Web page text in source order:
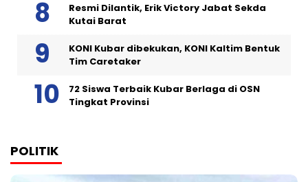
Resmi Dilantik, Erik Victory Jabat Sekda
Kutai Barat
KONI Kubar dibekukan, KONI Kaltim Bentuk
Tim Caretaker
72 Siswa Terbaik Kubar Berlaga di OSN
Tingkat Provinsi
POLITIK